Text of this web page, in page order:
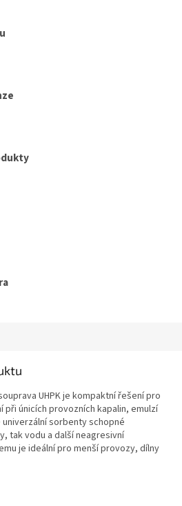
UHPK je kompaktní řešení pro
při únicích provozních kapalin, emulzí
sorbenty schopné
tak vodu a další neagresivní
je ideální pro menší provozy, dílny